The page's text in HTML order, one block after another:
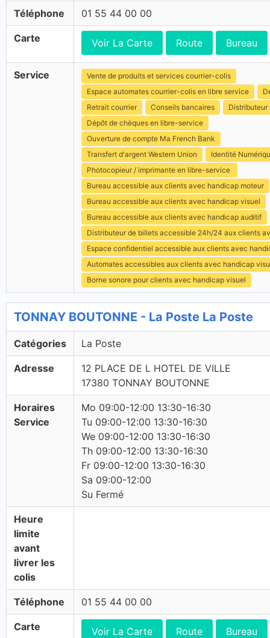
Téléphone 01 55 44 00 00
Carte Voir La Carte Route Bureau
Service
Vente de produits et services courrier-colis
Espace automates courrier-colis en libre service
Retrait courrier
Conseils bancaires
Distributeur
Dépôt de chèques en libre-service
Ouverture de compte Ma French Bank
Transfert d'argent Western Union
Identité
Photocopieur / imprimante en libre-service
Bureau accessible aux clients avec handicap moteur
Bureau accessible aux clients avec handicap visuel
Bureau accessible aux clients avec handicap auditif
Distributeur de billets accessible 24h/24 aux clients
Espace confidentiel accessible aux clients avec
Automates accessibles aux clients avec handicap
Borne sonore pour clients avec handicap visuel
TONNAY BOUTONNE - La Poste La Poste
Catégories La Poste
Adresse
12 PLACE DE L HOTEL DE VILLE
17380 TONNAY BOUTONNE
Horaires
Service
Mo 09:00-12:00 13:30-16:30
Tu 09:00-12:00 13:30-16:30
We 09:00-12:00 13:30-16:30
Th 09:00-12:00 13:30-16:30
Fr 09:00-12:00 13:30-16:30
Sa 09:00-12:00
Su Fermé
Heure
limite
avant
livrer les
colis
Téléphone 01 55 44 00 00
Carte Voir La Carte Route Bureau